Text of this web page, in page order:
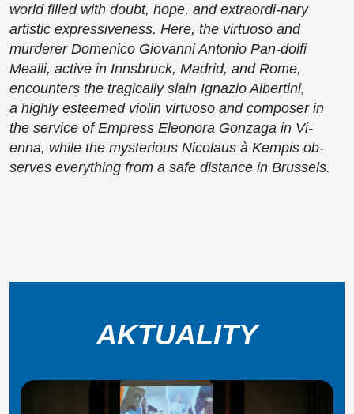
world ﬁlled with doubt, hope, and extraordi-nary
artistic expressiveness. Here, the virtuoso and
murderer Domenico Giovanni Antonio Pan-dolﬁ
Mealli, active in Innsbruck, Madrid, and Rome,
encounters the tragically slain Ignazio Albertini,
a highly esteemed violin virtuoso and composer in
the service of Empress Eleonora Gonzaga in Vi-
enna, while the mysterious Nicolaus à Kempis ob-
serves everything from a safe distance in Brussels.
AKTUALITY